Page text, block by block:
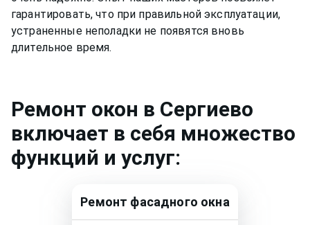
гарантировать, что при правильной эксплуатации,
устраненные неполадки не появятся вновь
длительное время.
Ремонт окон в Сергиево
включает в себя множество
функций и услуг:
Ремонт фасадного окна